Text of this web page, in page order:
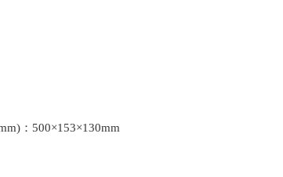
：500×153×130mm